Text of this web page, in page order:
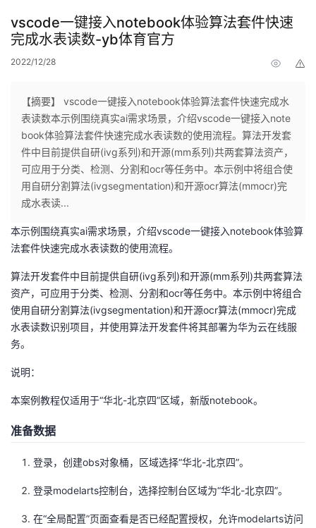
vscode一键接入notebook体验算法套件快速
完成水表读数-yb体育官方
2022/12/28
【摘要】 vscode一键接入notebook体验算法套件快速完成水
表读数本示例围绕真实ai需求场景，介绍vscode一键接入note
book体验算法套件快速完成水表读数的使用流程。算法开发套
件中目前提供自研(ivg系列)和开源(mm系列)共两套算法资产，
可应用于分类、检测、分割和ocr等任务中。本示例中将组合使
用自研分割算法(ivgsegmentation)和开源ocr算法(mmocr)完
成水表读...
本示例围绕真实ai需求场景，介绍vscode一键接入notebook体验算
法套件快速完成水表读数的使用流程。
算法开发套件中目前提供自研(ivg系列)和开源(mm系列)共两套算法
资产，可应用于分类、检测、分割和ocr等任务中。本示例中将组合
使用自研分割算法(ivgsegmentation)和开源ocr算法(mmocr)完成
水表读数识别项目，并使用算法开发套件将其部署为华为云在线服
务。
说明：
本案例教程仅适用于“华北-北京四”区域，新版notebook。
准备数据
登录，创建obs对象桶，区域选择“华北-北京四”。
登录modelarts控制台，选择控制台区域为“华北-北京四”。
在“全局配置”页面查看是否已经配置授权，允许modelarts访问